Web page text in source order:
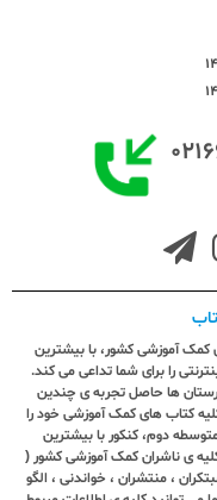
کمک آموزشی کشور، با بیشترین
را برای شما تداعی می کند.
شهرستان ها حاصل تجربه ی چندین
کتاب های کمک آموزشی خود را
دوم، کنکور با بیشترین
ی ناشران کمک آموزشی کشور (
، منتشران ، خواندنی ، الگو